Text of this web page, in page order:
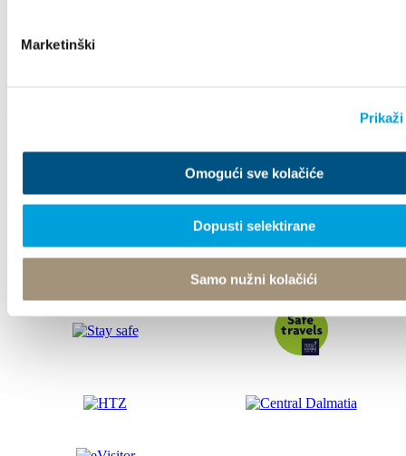
Marketinški
Omogući sve kolačiće
Dopusti selektirane
Samo nužni kolačići
Info